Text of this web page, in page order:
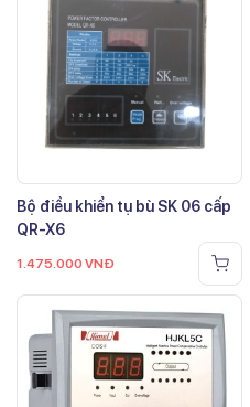
Bộ điều khiển tụ bù SK 06 cấp
QR-X6
1.475.000 VNĐ